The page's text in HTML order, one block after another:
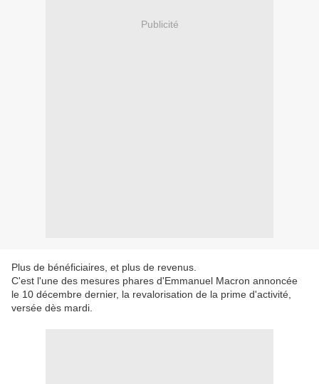
Publicité
Plus de bénéficiaires, et plus de revenus.
C'est l'une des mesures phares d'Emmanuel Macron annoncée
le 10 décembre dernier, la revalorisation de la prime d'activité,
versée dès mardi.